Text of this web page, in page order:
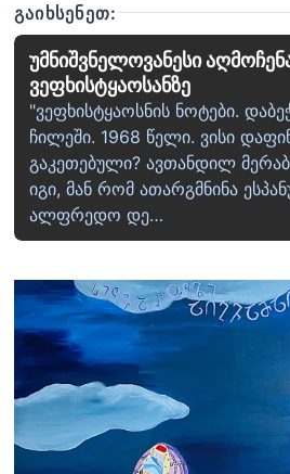
ᲒᲐᲘᲮᲡᲔᲜᲔᲗ:
უმნიშვნელოვანესი
ვეფხისტყაოსანზე
"ვეფხისტყაოსნის ნოტები.
ჩილეში. 1968 წელი. ვისი
გაკეთებული? ავთანდილ
იგი, მან რომ ათარგმნინა
ალფრედო დე…